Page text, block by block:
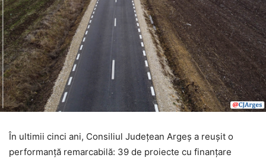
În ultimii cinci ani, Consiliul Județean Argeș a reușit o
performanță remarcabilă: 39 de proiecte cu finanțare